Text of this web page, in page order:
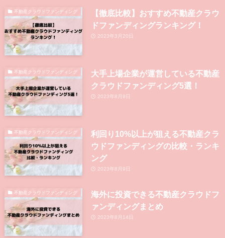
不動産クラウドファンディング
【徹底比較】おすすめ不動産クラウ
ドファンディングランキング！
2023年3月20日
不動産クラウドファンディング
大手上場企業が運営している不動産
クラウドファンディング5選！
2023年8月9日
不動産クラウドファンディング
利回り10%以上が狙える不動産クラ
ウドファンディングの比較・ランキ
ング
2023年8月9日
不動産クラウドファンディング
海外に投資できる不動産クラウドフ
ァンディングまとめ
2023年8月14日